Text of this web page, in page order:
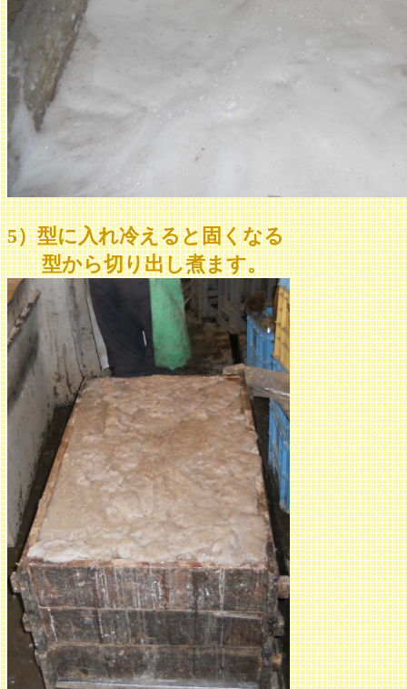
5）型に入れ冷えると固くなる
型から切り出し煮ます。